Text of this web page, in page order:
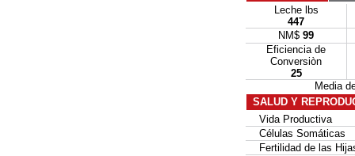
Leche lbs
447
NM$ 99
Eficiencia de
Conversiòn
25
Media
SALUD Y
Vida Productiva
Células Somáticas
Fertilidad de las